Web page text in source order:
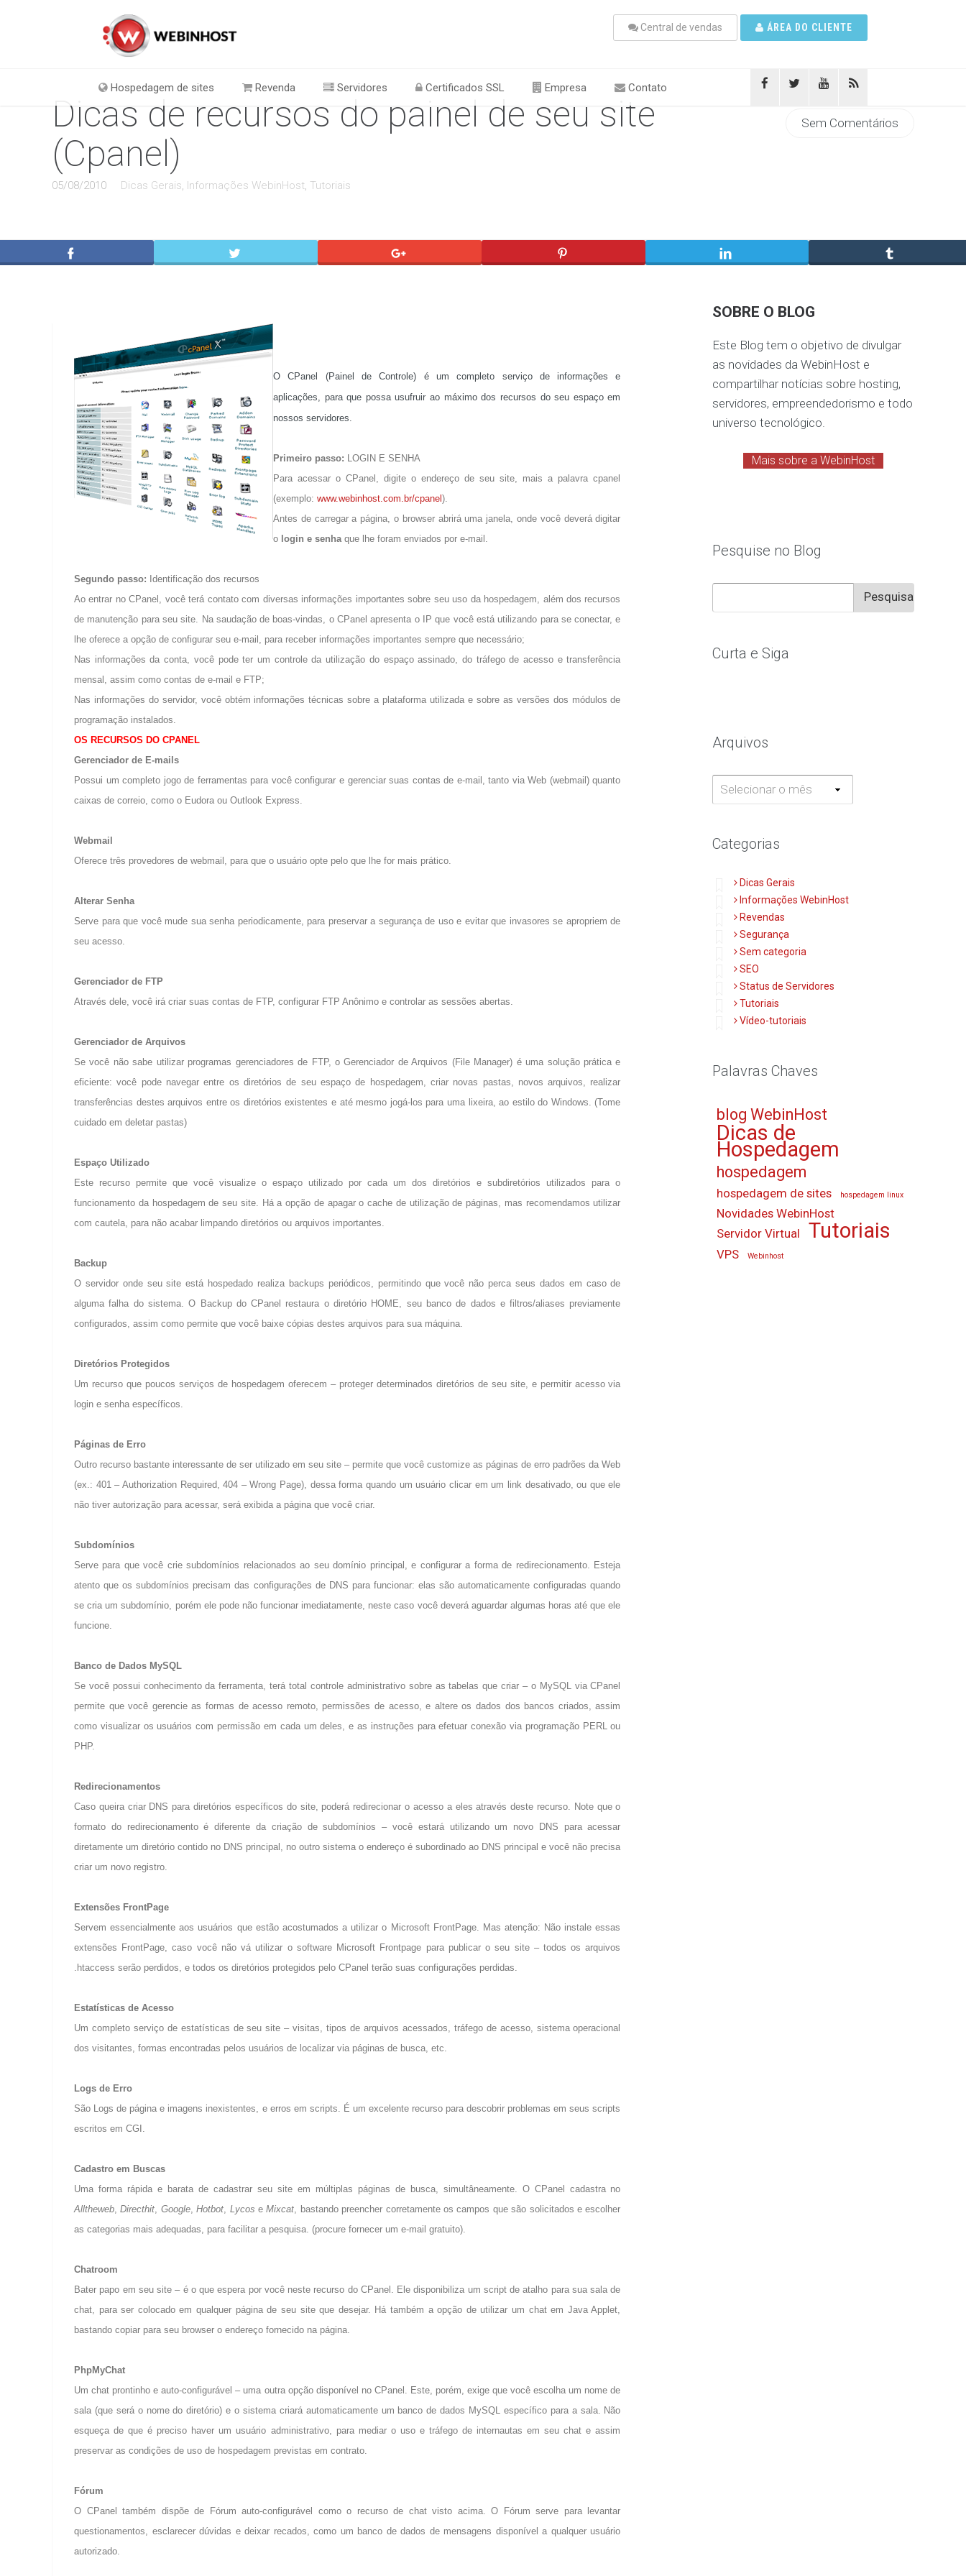
Central de vendas ÁREA DO CLIENTE
Hospedagem de sites Revenda Servidores Certificados SSL Empresa Contato
Dicas de recursos do painel de seu site
(Cpanel)
05/08/2010 Dicas Gerais, Informações WebinHost, Tutoriais
Sem Comentários
O CPanel (Painel de Controle) é um completo serviço de informações e
aplicações, para que possa usufruir ao máximo dos recursos do seu espaço em
nossos servidores.
Primeiro passo: LOGIN E SENHA
Para acessar o CPanel, digite o endereço de seu site, mais a palavra cpanel
(exemplo: www.webinhost.com.br/cpanel ).
Antes de carregar a página, o browser abrirá uma janela, onde você deverá digitar
o login e senhaque lhe foram enviados por e-mail.
Segundo passo: Identificação dos recursos
Ao entrar no CPanel, você terá contato com diversas informações importantes sobre seu uso da hospedagem, além dos recursos
de manutenção para seu site. Na saudação de boas-vindas, o CPanel apresenta o IP que você está utilizando para se conectar, e
lhe oferece a opção de configurar seu e-mail, para receber informações importantes sempre que necessário;
Nas informações da conta, você pode ter um controle da utilização do espaço assinado, do tráfego de acesso e transferência
mensal, assim como contas de e-mail e FTP;
Nas informações do servidor, você obtém informações técnicas sobre a plataforma utilizada e sobre as versões dos módulos de
programação instalados.
OS RECURSOS DO CPANEL
Gerenciador de E-mails
Possui um completo jogo de ferramentas para você configurar e gerenciar suas contas de e-mail, tanto via Web (webmail) quanto
caixas de correio, como o Eudora ou Outlook Express.
Webmail
Oferece três provedores de webmail, para que o usuário opte pelo que lhe for mais prático.
Alterar Senha
Serve para que você mude sua senha periodicamente, para preservar a segurança de uso e evitar que invasores se apropriem de
seu acesso.
Gerenciador de FTP
Através dele, você irá criar suas contas de FTP, configurar FTP Anônimo e controlar as sessões abertas.
Gerenciador de Arquivos
Se você não sabe utilizar programas gerenciadores de FTP, o Gerenciador de Arquivos (File Manager) é uma solução prática e
eficiente: você pode navegar entre os diretórios de seu espaço de hospedagem, criar novas pastas, novos arquivos, realizar
transferências destes arquivos entre os diretórios existentes e até mesmo jogá-los para uma lixeira, ao estilo do Windows. (Tome
cuidado em deletar pastas)
Espaço Utilizado
Este recurso permite que você visualize o espaço utilizado por cada um dos diretórios e subdiretórios utilizados para o
funcionamento da hospedagem de seu site. Há a opção de apagar o cache de utilização de páginas, mas recomendamos utilizar
com cautela, para não acabar limpando diretórios ou arquivos importantes.
Backup
O servidor onde seu site está hospedado realiza backups periódicos, permitindo que você não perca seus dados em caso de
alguma falha do sistema. O Backup do CPanel restaura o diretório HOME, seu banco de dados e filtros/aliases previamente
configurados, assim como permite que você baixe cópias destes arquivos para sua máquina.
Diretórios Protegidos
Um recurso que poucos serviços de hospedagem oferecem – proteger determinados diretórios de seu site, e permitir acesso via
login e senha específicos.
Páginas de Erro
Outro recurso bastante interessante de ser utilizado em seu site – permite que você customize as páginas de erro padrões da Web
(ex.: 401 – Authorization Required, 404 – Wrong Page), dessa forma quando um usuário clicar em um link desativado, ou que ele
não tiver autorização para acessar, será exibida a página que você criar.
Subdomínios
Serve para que você crie subdomínios relacionados ao seu domínio principal, e configurar a forma de redirecionamento. Esteja
atento que os subdomínios precisam das configurações de DNS para funcionar: elas são automaticamente configuradas quando
se cria um subdomínio, porém ele pode não funcionar imediatamente, neste caso você deverá aguardar algumas horas até que ele
funcione.
Banco de Dados MySQL
Se você possui conhecimento da ferramenta, terá total controle administrativo sobre as tabelas que criar – o MySQL via CPanel
permite que você gerencie as formas de acesso remoto, permissões de acesso, e altere os dados dos bancos criados, assim
como visualizar os usuários com permissão em cada um deles, e as instruções para efetuar conexão via programação PERL ou
PHP.
Redirecionamentos
Caso queira criar DNS para diretórios específicos do site, poderá redirecionar o acesso a eles através deste recurso. Note que o
formato do redirecionamento é diferente da criação de subdomínios – você estará utilizando um novo DNS para acessar
diretamente um diretório contido no DNS principal, no outro sistema o endereço é subordinado ao DNS principal e você não precisa
criar um novo registro.
Extensões FrontPage
Servem essencialmente aos usuários que estão acostumados a utilizar o Microsoft FrontPage. Mas atenção: Não instale essas
extensões FrontPage, caso você não vá utilizar o software Microsoft Frontpage para publicar o seu site – todos os arquivos
.htaccess serão perdidos, e todos os diretórios protegidos pelo CPanel terão suas configurações perdidas.
Estatísticas de Acesso
Um completo serviço de estatísticas de seu site – visitas, tipos de arquivos acessados, tráfego de acesso, sistema operacional
dos visitantes, formas encontradas pelos usuários de localizar via páginas de busca, etc.
Logs de Erro
São Logs de página e imagens inexistentes, e erros em scripts. É um excelente recurso para descobrir problemas em seus scripts
escritos em CGI.
Cadastro em Buscas
Uma forma rápida e barata de cadastrar seu site em múltiplas páginas de busca, simultâneamente. O CPanel cadastra no
Alltheweb,Directhit, Google,Hotbot, Lycos eMixcat, bastando preencher corretamente os campos que são solicitados e escolher
as categorias mais adequadas, para facilitar a pesquisa. (procure fornecer um e-mail gratuito).
Chatroom
Bater papo em seu site – é o que espera por você neste recurso do CPanel. Ele disponibiliza um script de atalho para sua sala de
chat, para ser colocado em qualquer página de seu site que desejar. Há também a opção de utilizar um chat em Java Applet,
bastando copiar para seu browser o endereço fornecido na página.
PhpMyChat
Um chat prontinho e auto-configurável – uma outra opção disponível no CPanel. Este, porém, exige que você escolha um nome de
sala (que será o nome do diretório) e o sistema criará automaticamente um banco de dados MySQL específico para a sala. Não
esqueça de que é preciso haver um usuário administrativo, para mediar o uso e tráfego de internautas em seu chat e assim
preservar as condições de uso de hospedagem previstas em contrato.
Fórum
O CPanel também dispõe de Fórum auto-configurável como o recurso de chat visto acima. O Fórum serve para levantar
questionamentos, esclarecer dúvidas e deixar recados, como um banco de dados de mensagens disponível a qualquer usuário
autorizado.
SOBRE O BLOG
Este Blog tem o objetivo de divulgar
as novidades da WebinHost e
compartilhar notícias sobre hosting,
servidores, empreendedorismo e todo
universo tecnológico.
Mais sobre a WebinHost
Pesquise no Blog
por:
Curta e Siga
Arquivos
Arquivos
Categorias
Dicas Gerais
Informações WebinHost
Revendas
Segurança
Sem categoria
SEO
Status de Servidores
Tutoriais
Vídeo-tutoriais
Palavras Chaves
blog WebinHost
Dicas de
Hospedagem
hospedagem
hospedagem de sites hospedagem linux
Novidades WebinHost
Servidor Virtual
Tutoriais
VPS Webinhost